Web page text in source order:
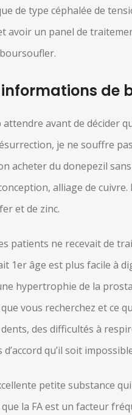
de type céphalée de
un panel de
de
avant de décider
je ne souffre
acheter du donepezil
alliage de
et de zinc.
patients ne recevait de
1er âge est plus facile à
hypertrophie de la
que vous recherchez et
des difficultés à
d’accord qu’il soit
petite substance
la FA est un facteur